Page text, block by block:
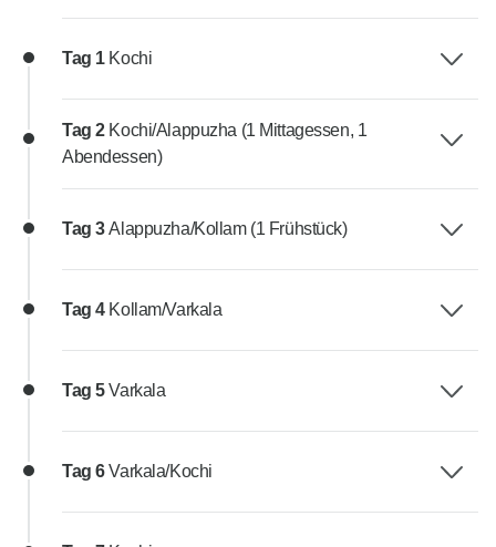
Tag 1 Kochi
Tag 2 Kochi/Alappuzha (1 Mittagessen, 1
Abendessen)
Tag 3Alappuzha/Kollam (1 Frühstück)
Tag 4 Kollam/Varkala
Tag 5Varkala
Tag 6Varkala/Kochi